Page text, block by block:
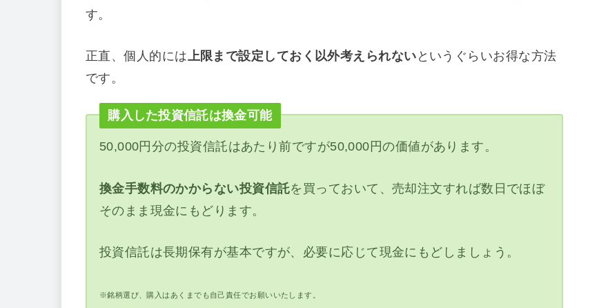
す。
正直、個人的には上限まで設定しておく以外考えられない というぐらいお得な方法
です。
購入した投資信託は換金可能
50,000円分の投資信託はあたり前ですが50,000円の価値があります。
換金手数料のかからない投資信託を買っておいて、売却注文すれば数日でほぼ
そのまま現金にもどります。
投資信託は長期保有が基本ですが、必要に応じて現金にもどしましょう。
※銘柄選び、購入はあくまでも自己責任でお願いいたします。